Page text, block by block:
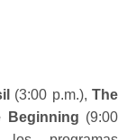
(3:00 p.m.), The
Beginning (9:00